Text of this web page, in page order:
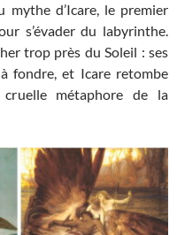
mythe d’Icare, le premier
s’évader du labyrinthe.
trop près du Soleil : ses
fondre, et Icare retombe
métaphore de la